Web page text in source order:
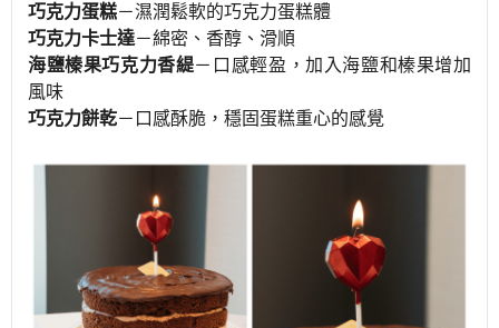
巧克力蛋糕－濕潤鬆軟的巧克力蛋糕體
巧克力卡士達－綿密、香醇、滑順
海鹽榛果巧克力香緹－口感輕盈，加入海鹽和榛果增加
風味
巧克力餅乾－口感酥脆，穩固蛋糕重心的感覺